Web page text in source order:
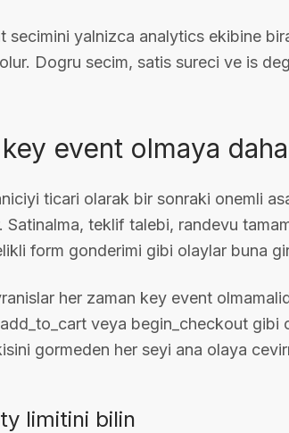
secimini yalnizca analytics ekibine
Dogru secim, satis sureci ve is
event olmaya
ticari olarak bir sonraki onemli
Satinalma, teklif talebi, randevu
form gonderimi gibi olaylar buna
her zaman key event
veya begin_checkout gibi
gormeden her seyi ana olaya
limitini bilin